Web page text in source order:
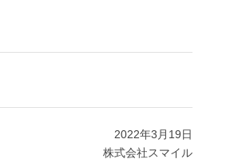
2022年3月19日
株式会社スマイル